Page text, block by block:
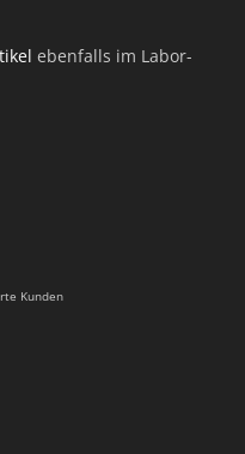
ebenfalls im Labor-
Kunden